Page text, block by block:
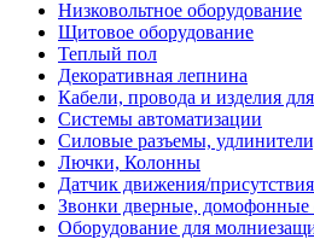
Низковольтное оборудование
Щитовое оборудование
Теплый пол
Декоративная лепнина
Кабели, провода и изделия
Системы автоматизации
Силовые разъемы,
Лючки, Колонны
Датчик движения/
Звонки дверные, домофонные
Оборудование для